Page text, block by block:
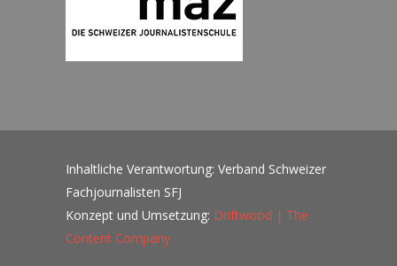
Inhaltliche Verantwortung: Verband Schweizer
Fachjournalisten SFJ
Konzept und Umsetzung: Driftwood | The
Content Company